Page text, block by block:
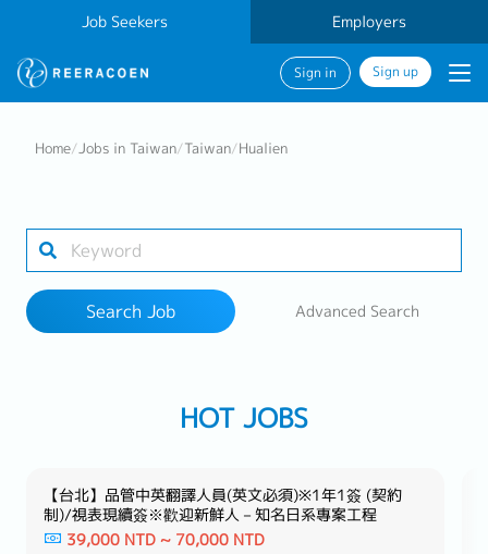
Job Seekers Employers
Sign in Sign up
Industry
1 selected
Home/Jobs in Taiwan/Taiwan/Hualien
Search Job Advanced Search
HOT JOBS
【台北】品管中英翻譯人員(英文必須)※1年1簽 (契約
制)/視表現續簽※歡迎新鮮人－知名日系專案工程
39,000 NTD ~ 70,000 NTD